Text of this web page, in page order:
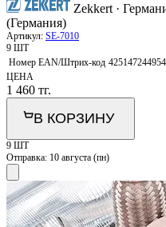
Zekkert ·
(Германия)
Артикул: SE-7010
9 ШТ
Номер EAN/Штрих-код
ЦЕНА
1 460 тг.
В КОРЗИНУ
9 ШТ
Отправка: 10 августа (пн)